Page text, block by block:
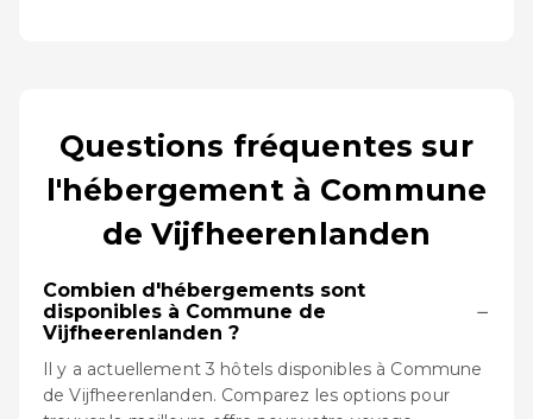
Questions fréquentes sur
l'hébergement à Commune
de Vijfheerenlanden
Combien d'hébergements sont
disponibles à Commune de
Vijfheerenlanden ?
−
Il y a actuellement 3 hôtels disponibles à Commune
de Vijfheerenlanden. Comparez les options pour